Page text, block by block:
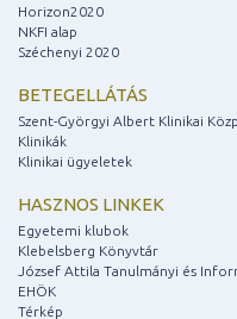
Horizon2020
NKFI alap
Széchenyi 2020
BETEGELLÁTÁS
Szent-Györgyi Albert Klinikai
Klinikák
Klinikai ügyeletek
HASZNOS LINKEK
Egyetemi klubok
Klebelsberg Könyvtár
József Attila Tanulmányi és
EHÖK
Térkép